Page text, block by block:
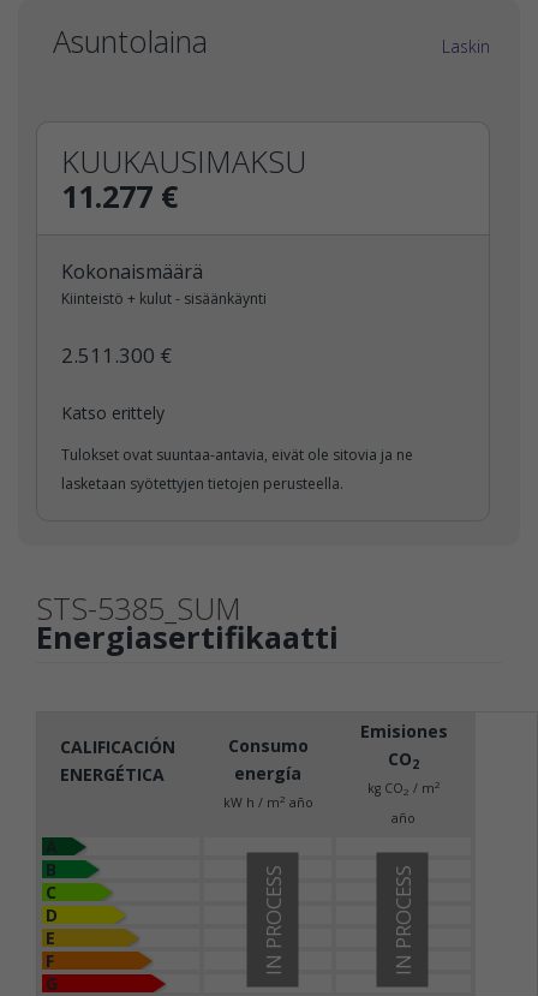
Asuntolaina Laskin
KUUKAUSIMAKSU
11.277 €
Kokonaismäärä
Kiinteistö + kulut - sisäänkäynti
2.511.300 €
Katso erittely
Tulokset ovat suuntaa-antavia, eivät ole sitovia ja ne
lasketaan syötettyjen tietojen perusteella.
STS-5385_SUM
Energiasertifikaatti
CALIFICACIÓN
ENERGÉTICA
Consumo
energía
kW h / m2 año
Emisiones
CO2
kg CO2 / m2
año
B
C
D
E
F
G
IN PROCESS
IN PROCESS